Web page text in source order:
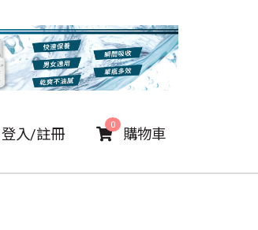
登入/註冊 購物車
0